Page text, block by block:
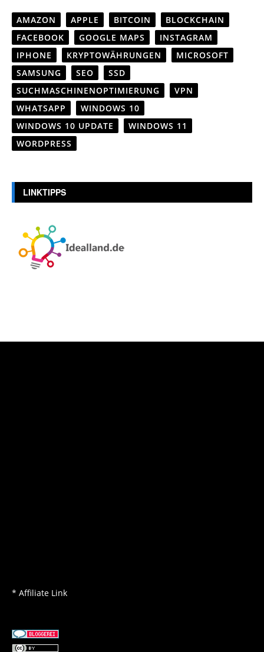
AMAZON APPLE BITCOIN
BLOCKCHAIN
FACEBOOK
GOOGLE MAPS
INSTAGRAM
IPHONE
KRYPTOWÄHRUNGEN
MICROSOFT
SAMSUNG
SEO
SSD
SUCHMASCHINENOPTIMIERUNG
VPN
WHATSAPP
WINDOWS 10
WINDOWS 10 UPDATE
WINDOWS 11
WORDPRESS
LINKTIPPS
* Affiliate Link